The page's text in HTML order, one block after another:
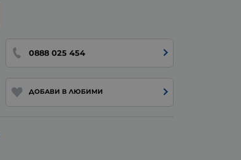
0888 025 454
ДОБАВИ В ЛЮБИМИ